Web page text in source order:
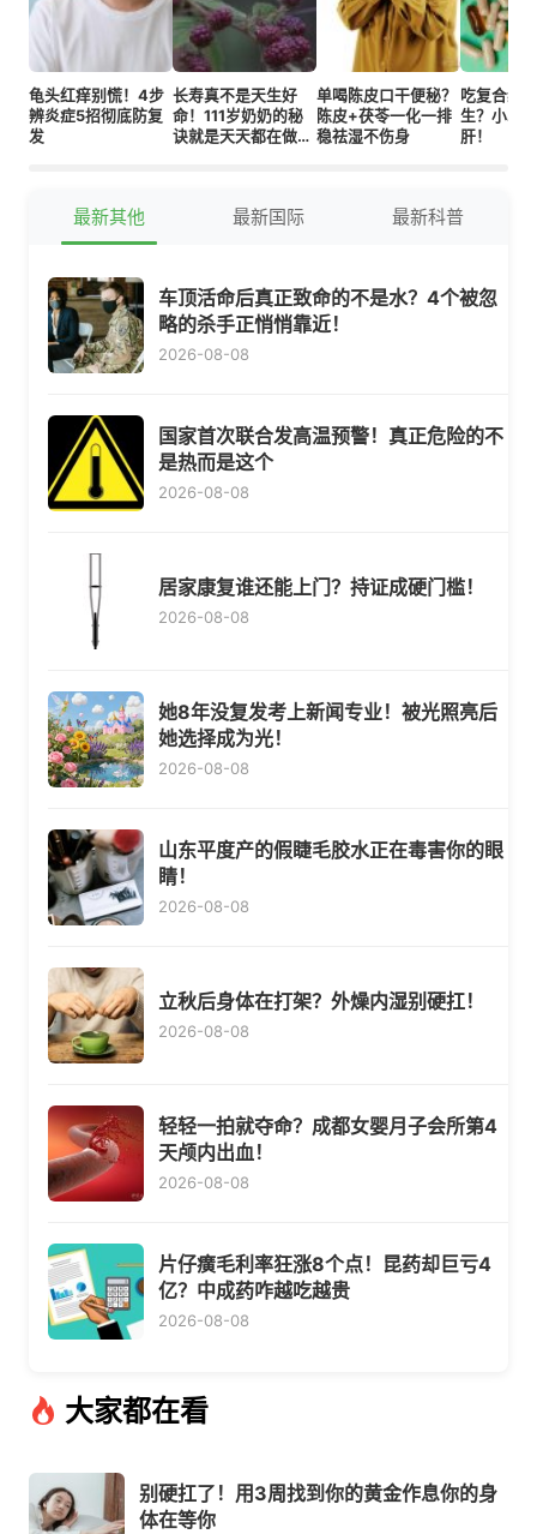
龟头红痒别慌！4步
辨炎症5招彻底防复
发
长寿真不是天生好
命！111岁奶奶的秘
诀就是天天都在做的
单喝陈皮口干便秘？
陈皮+茯苓一化一排
稳祛湿不伤身
吃复合维
生？小心
肝！
最新其他 最新国际 最新科普
车顶活命后真正致命的不是水？4个被忽
略的杀手正悄悄靠近！
2026-08-08
国家首次联合发高温预警！真正危险的不
是热而是这个
2026-08-08
居家康复谁还能上门？持证成硬门槛！
2026-08-08
她8年没复发考上新闻专业！被光照亮后
她选择成为光！
2026-08-08
山东平度产的假睫毛胶水正在毒害你的眼
睛！
2026-08-08
立秋后身体在打架？外燥内湿别硬扛！
2026-08-08
轻轻一拍就夺命？成都女婴月子会所第4
天颅内出血！
2026-08-08
片仔癀毛利率狂涨8个点！昆药却巨亏4
亿？中成药咋越吃越贵
2026-08-08
大家都在看
别硬扛了！用3周找到你的黄金作息你的身
体在等你